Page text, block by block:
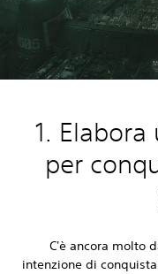
1.
per
C'è ancora molto
intenzione di